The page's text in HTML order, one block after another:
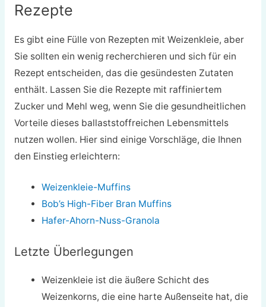
Rezepte
Es gibt eine Fülle von Rezepten mit Weizenkleie, aber
Sie sollten ein wenig recherchieren und sich für ein
Rezept entscheiden, das die gesündesten Zutaten
enthält. Lassen Sie die Rezepte mit raffiniertem
Zucker und Mehl weg, wenn Sie die gesundheitlichen
Vorteile dieses ballaststoffreichen Lebensmittels
nutzen wollen. Hier sind einige Vorschläge, die Ihnen
den Einstieg erleichtern:
Weizenkleie-Muffins
Bob’s High-Fiber Bran Muffins
Hafer-Ahorn-Nuss-Granola
Letzte Überlegungen
Weizenkleie ist die äußere Schicht des
Weizenkorns, die eine harte Außenseite hat, die